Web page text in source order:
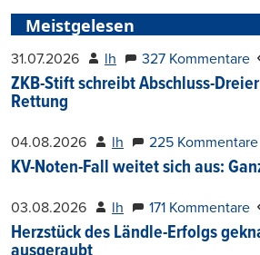
Meistgelesen
31.07.2026 lh 327 Kommentare
ZKB-Stift schreibt Abschluss-
Rettung
04.08.2026 lh 225 Kommentare
KV-Noten-Fall weitet sich aus:
03.08.2026 lh 171 Kommentare
Herzstück des Ländle-Erfolgs